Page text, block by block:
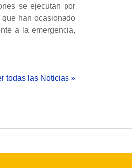
se ejecutan por
han ocasionado
a la emergencia,
todas las Noticias »